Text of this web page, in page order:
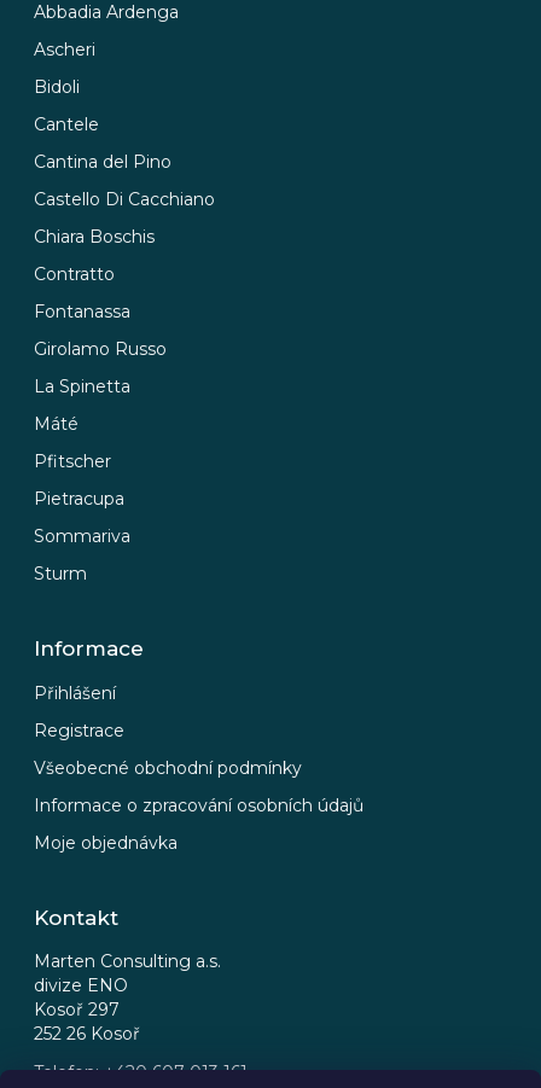
Abbadia Ardenga
Ascheri
Bidoli
Cantele
Cantina del Pino
Castello Di Cacchiano
Chiara Boschis
Contratto
Fontanassa
Girolamo Russo
La Spinetta
Máté
Pfitscher
Pietracupa
Sommariva
Sturm
Informace
Přihlášení
Registrace
Všeobecné obchodní podmínky
Informace o zpracování osobních údajů
Moje objednávka
Kontakt
Marten Consulting a.s.
divize ENO
Kosoř 297
252 26 Kosoř
Telefon: +420 607 013 161